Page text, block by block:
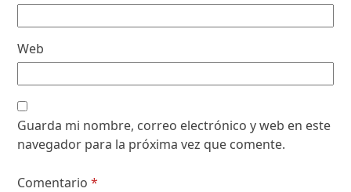
Web
Guarda mi nombre, correo electrónico y web en este
navegador para la próxima vez que comente.
Comentario*